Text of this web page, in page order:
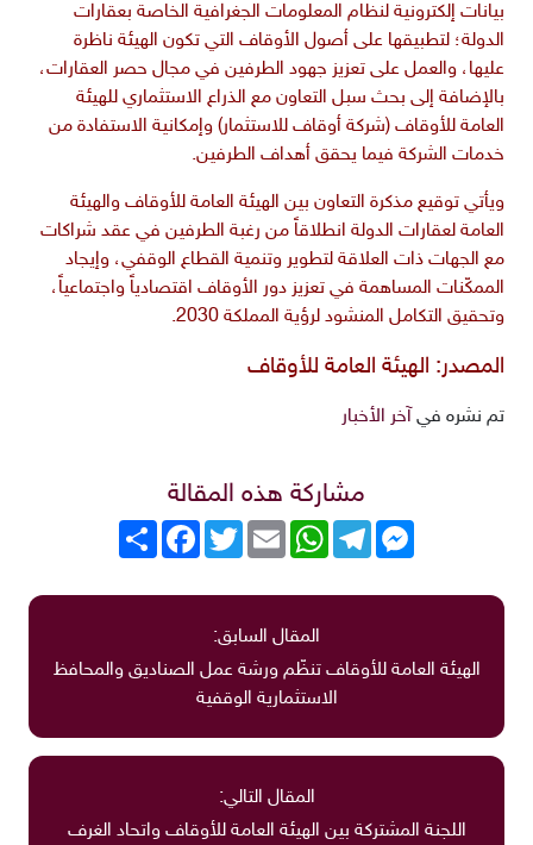
بيانات إلكترونية لنظام المعلومات الجغرافية الخاصة بعقارات
الدولة؛ لتطبيقها على أصول الأوقاف التي تكون الهيئة ناظرة
عليها، والعمل على تعزيز جهود الطرفين في مجال حصر العقارات،
بالإضافة إلى بحث سبل التعاون مع الذراع الاستثماري للهيئة
العامة للأوقاف (شركة أوقاف للاستثمار) وإمكانية الاستفادة من
خدمات الشركة فيما يحقق أهداف الطرفين.
ويأتي توقيع مذكرة التعاون بين الهيئة العامة للأوقاف والهيئة
العامة لعقارات الدولة انطلاقاً من رغبة الطرفين في عقد شراكات
مع الجهات ذات العلاقة لتطوير وتنمية القطاع الوقفي، وإيجاد
الممكّنات المساهمة في تعزيز دور الأوقاف اقتصادياً واجتماعياً،
وتحقيق التكامل المنشود لرؤية المملكة 2030.
المصدر: الهيئة العامة للأوقاف
تم نشره في آخر الأخبار
مشاركة هذه المقالة
انشر
FacebookTwitterEmail
WhatsAppTelegram
Messenger
المقال السابق:
الهيئة العامة للأوقاف تنظّم ورشة عمل الصناديق والمحافظ
الاستثمارية الوقفية
المقال التالي:
اللجنة المشتركة بين الهيئة العامة للأوقاف واتحاد الغرف